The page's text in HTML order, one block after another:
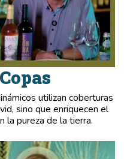
utilizan coberturas
sino que enriquecen el
la pureza de la tierra.